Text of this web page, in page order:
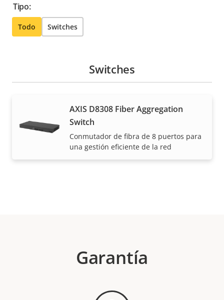
Tipo:
Todo Switches
Switches
AXIS D8308 Fiber Aggregation
Switch
Conmutador de fibra de 8 puertos para
una gestión eficiente de la red
Garantía